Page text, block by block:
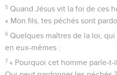
5 Quand Jésus vit la foi de ces
« Mon fils, tes péchés sont
6 Quelques maîtres de la loi,
en eux-mêmes :
7 « Pourquoi cet homme parle-t-